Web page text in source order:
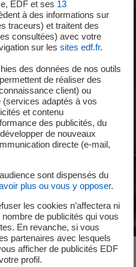
EDF et ses 13
à des informations sur
traceurs) et traitent des
consultées) avec votre
sur les sites edf.fr.
des données de nos outils
de réaliser des
client) ou
(services adaptés à vos
et contenu
des publicités, du
de nouveaux
directe (e-mail,
sont dispensés du
plus ou vous y opposer.
les cookies n’affectera ni
de publicités qui vous
En revanche, si vous
partenaires avec lesquels
afficher de publicités EDF
profil.